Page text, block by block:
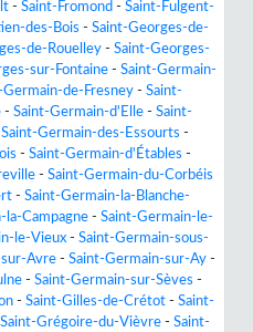
- Saint-Fromond - Saint-Fulgent-
des-Bois - Saint-Georges-de-
de-Rouelley - Saint-Georges-
sur-Fontaine - Saint-Germain-
Germain-de-Fresney - Saint-
- Saint-Germain-d'Elle - Saint-
Saint-Germain-des-Essourts -
- Saint-Germain-d'Étables -
- Saint-Germain-du-Corbéis
- Saint-Germain-la-Blanche-
la-Campagne - Saint-Germain-le-
le-Vieux - Saint-Germain-sous-
Avre - Saint-Germain-sur-Ay -
- Saint-Germain-sur-Sèves -
- Saint-Gilles-de-Crétot - Saint-
Saint-Grégoire-du-Vièvre - Saint-